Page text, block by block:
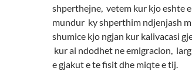
shperthejne, vetem kur kjo eshte
mundur ky shperthim ndjenjash
shumice kjo ngjan kur kalivacasi
kur ai ndodhet ne emigracion,
e gjakut e te fisit dhe miqte e tij.